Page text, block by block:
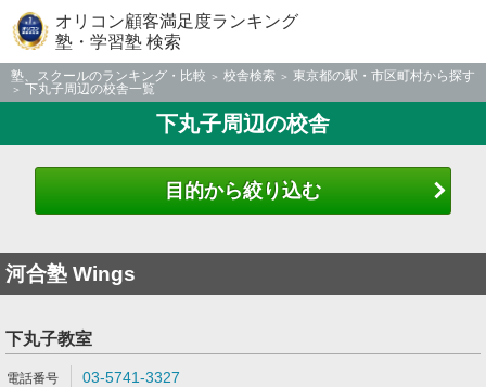
オリコン顧客満足度ランキング
塾・学習塾 検索
塾、スクールのランキング・比較 校舎検索
東京都の駅・市区町村から探す
下丸子周辺の校舎一覧
下丸子周辺の校舎
目的から絞り込む
河合塾 Wings
下丸子教室
03-5741-3327